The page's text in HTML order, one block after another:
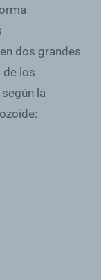
dos grandes
de los
la